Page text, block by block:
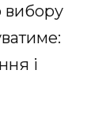
вибору
і